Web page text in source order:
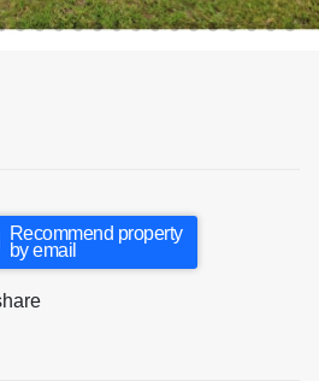
Recommend property
by email